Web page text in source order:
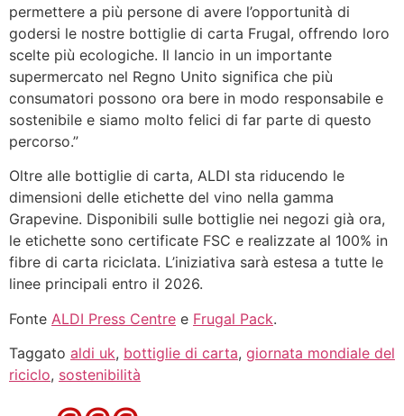
permettere a più persone di avere l’opportunità di
godersi le nostre bottiglie di carta Frugal, offrendo loro
scelte più ecologiche. Il lancio in un importante
supermercato nel Regno Unito significa che più
consumatori possono ora bere in modo responsabile e
sostenibile e siamo molto felici di far parte di questo
percorso.”
Oltre alle bottiglie di carta, ALDI sta riducendo le
dimensioni delle etichette del vino nella gamma
Grapevine. Disponibili sulle bottiglie nei negozi già ora,
le etichette sono certificate FSC e realizzate al 100% in
fibre di carta riciclata. L’iniziativa sarà estesa a tutte le
linee principali entro il 2026.
Fonte ALDI Press Centre e Frugal Pack.
Taggato aldi uk, bottiglie di carta, giornata mondiale del
riciclo, sostenibilità